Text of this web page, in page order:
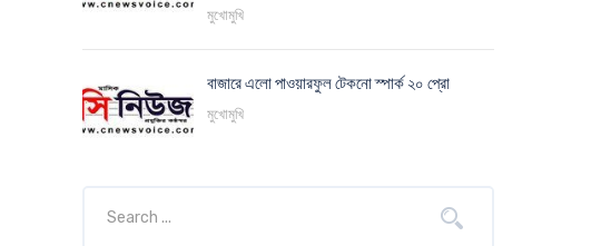
মুখোমুখি
বাজারে এলো পাওয়ারফুল টেকনো স্পার্ক ২০ প্রো
মুখোমুখি